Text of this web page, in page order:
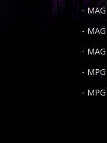
-
-
-
-
-